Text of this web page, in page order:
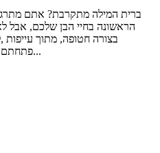
ברית המילה מתקרבת? אתם
הראשונה בחיי הבן שלכם, אבל
בצורה חטופה, מתוך
פתחתם ספר? ומה עם דבר תורה משמעותי...